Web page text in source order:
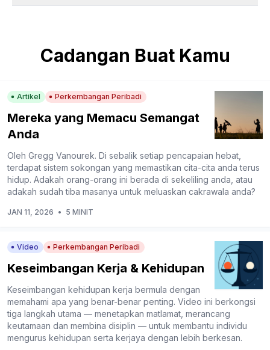
Cadangan Buat Kamu
Artikel Perkembangan Peribadi
Mereka yang Memacu Semangat
Anda
Oleh Gregg Vanourek. Di sebalik setiap pencapaian hebat,
terdapat sistem sokongan yang memastikan cita-cita anda terus
hidup. Adakah orang-orang ini berada di sekeliling anda, atau
adakah sudah tiba masanya untuk meluaskan cakrawala anda?
JAN 11, 2026 • 5 MINIT
Video Perkembangan Peribadi
Keseimbangan Kerja & Kehidupan
Keseimbangan kehidupan kerja bermula dengan
memahami apa yang benar-benar penting. Video ini berkongsi
tiga langkah utama — menetapkan matlamat, merancang
keutamaan dan membina disiplin — untuk membantu individu
mengurus kehidupan serta kerjaya dengan lebih berkesan.